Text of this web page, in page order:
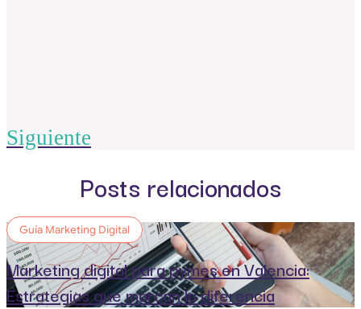
Siguiente
Posts relacionados
Guía Marketing Digital
Marketing digital para pymes en Valencia:
Estrategias que marcan la diferencia